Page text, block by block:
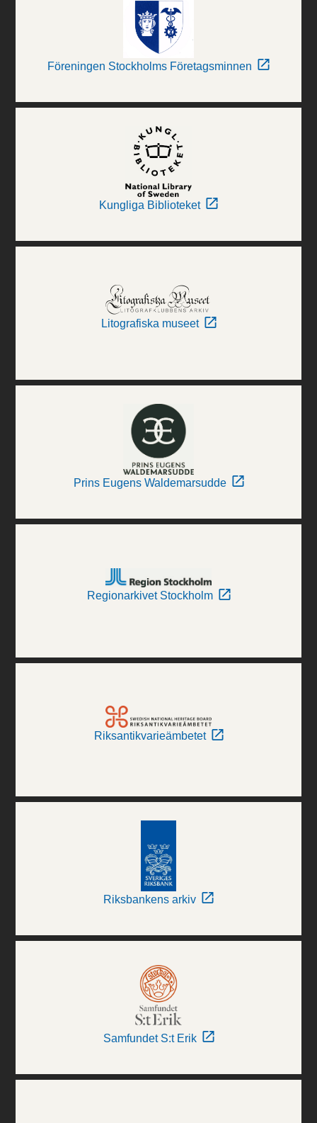
Föreningen Stockholms Företagsminnen
Kungliga Biblioteket
Litografiska museet
Prins Eugens Waldemarsudde
Regionarkivet Stockholm
Riksantikvarieämbetet
Riksbankens arkiv
Samfundet S:t Erik